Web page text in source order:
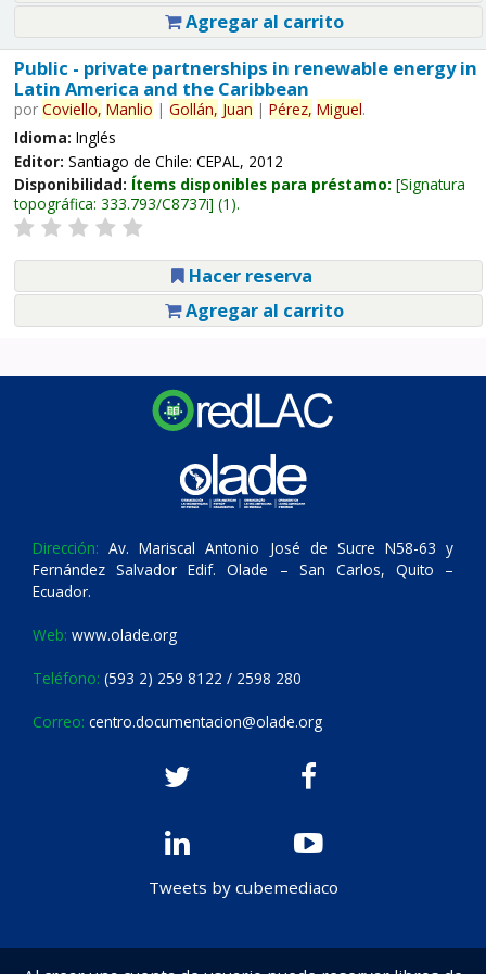
Agregar al carrito
Public - private partnerships in renewable energy in
Latin America and the Caribbean
por Coviello, Manlio | Gollán, Juan | Pérez, Miguel.
Idioma: Inglés
Editor: Santiago de Chile: CEPAL, 2012
Disponibilidad: Ítems disponibles para préstamo: Signatura
topográfica: 333.793/C8737i (1).
Hacer reserva
Agregar al carrito
Dirección: Av. Mariscal Antonio José de Sucre N58-63 y
Fernández Salvador Edif. Olade – San Carlos, Quito –
Ecuador.
Web: www.olade.org
Teléfono: (593 2) 259 8122 / 2598 280
Correo: centro.documentacion@olade.org
Tweets by cubemediaco